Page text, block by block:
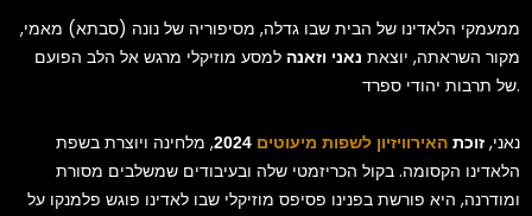
ממעמקי הלאדינו של הבית שבו גדלה, מסיפוריה של נונה (סבתא) מאמי,
מקור השראתה, יוצאת נאני וזאנה למסע מוזיקלי מרגש אל הלב הפועם
של תרבות יהודי ספרד.
נאני, זוכת האירוויזיון לשפות מיעוטים
, מלחינה ויוצרת בשפת
הלאדינו הקסומה. בקול הכריזמטי שלה ובעיבודים שמשלבים מסורת
ומודרנה, היא פורשת בפנינו פסיפס מוזיקלי שבו לאדינו פוגש פלמנקו על